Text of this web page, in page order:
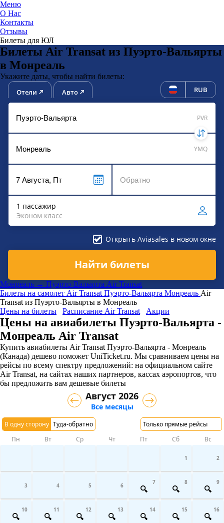
Меню
О Нас
Контакты
Отзывы
Билеты для ЮЛ
Билеты Air Transat из Пуэрто-Вальярты
в Монреаль
Укажите даты, чтобы найти билеты:
Отели Авто RUB
PVR
YMQ
1 пассажир
Эконом класс
Открыть Aviasales в новом окне
Найти билеты
Монреаль → Пуэрто-Вальярта Air Transat
Билеты на самолет Air Transat Пуэрто-Вальярта Монреаль Air
Transat из Пуэрто-Вальярты в Монреаль
Цены на билеты
Расписание Air Transat Акции
Цены на авиабилеты Пуэрто-Вальярта -
Монреаль Air Transat
Купить авиабилеты Air Transat Пуэрто-Вальярта - Монреаль
(Канада) дешево поможет UniTicket.ru. Мы сравниваем цены на
рейсы по всему спектру предложений: на официальном сайте
Air Transat, на сайтах наших партнеров, кассах аэропортов, что
бы предложить вам дешевые билеты
В одну сторону Туда-обратно Только прямые рейсы
Август 2026
Все месяцы
Пн Вт Ср Чт Пт Сб Вс
1 2
3 4 5 6 7 8 9
10 11 12 13 14 15 16